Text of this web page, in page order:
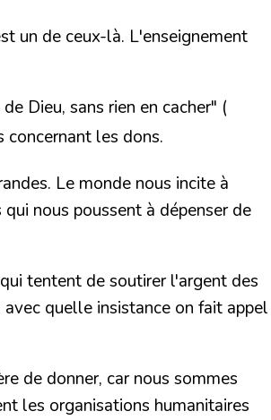
un de ceux-là. L'enseignement
Dieu, sans rien en cacher" (
concernant les dons.
Le monde nous incite à
nous poussent à dépenser de
tentent de soutirer l'argent des
quelle insistance on fait appel
de donner, car nous sommes
les organisations humanitaires